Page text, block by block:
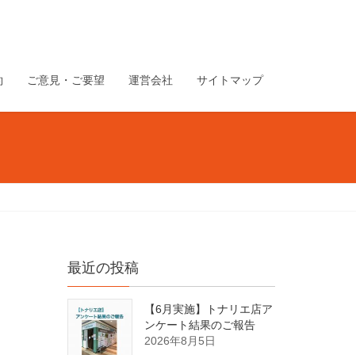
ご意見・ご要望 運営会社 サイトマップ
最近の投稿
【6月実施】トナリエ店ア
ンケート結果のご報告
2026年8月5日